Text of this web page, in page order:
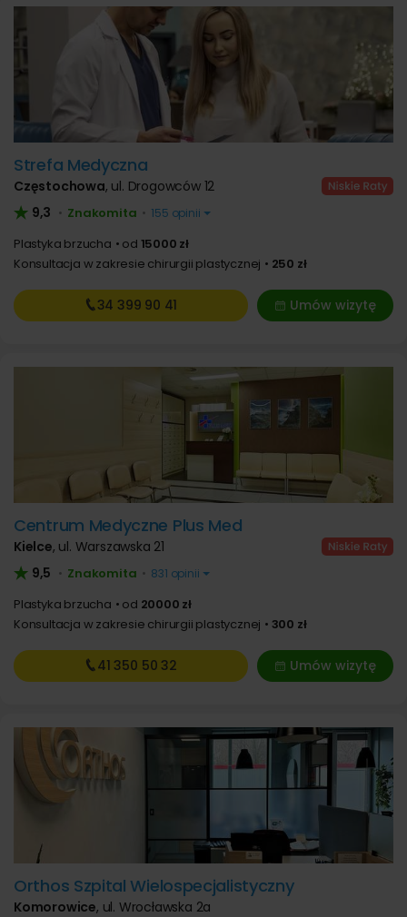
Strefa Medyczna
Częstochowa, ul. Drogowców 12
9,3 • Znakomita • 155 opinii
Plastyka brzucha od 15000 zł
Konsultacja w zakresie chirurgii plastycznej
250 zł
Umów wizytę
34 399 90 41
Centrum Medyczne Plus Med
Kielce, ul. Warszawska 21
9,5 • Znakomita • 831 opinii
Plastyka brzucha od 20000 zł
Konsultacja w zakresie chirurgii plastycznej
300 zł
Umów wizytę
41 350 50 32
Orthos Szpital Wielospecjalistyczny
Komorowice, ul. Wrocławska 2a